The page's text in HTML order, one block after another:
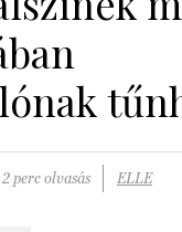
WEBSHOP
2 perc olvasás ELLE